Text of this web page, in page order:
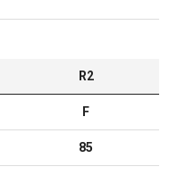
R2
F
85